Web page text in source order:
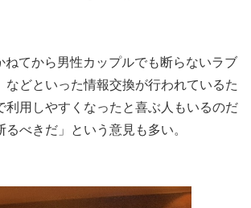
てから男性カップルでも断らないラブ
などといった情報交換が行われているた
利用しやすくなったと喜ぶ人もいるのだ
べきだ」という意見も多い。